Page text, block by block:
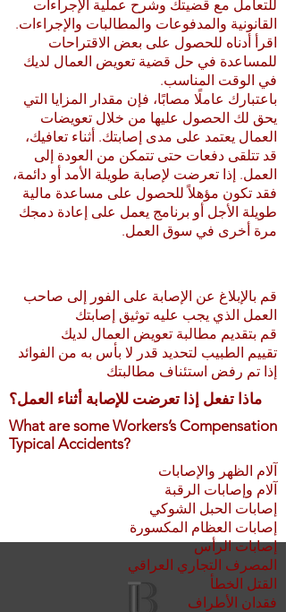
للتعامل مع قضيتك وشرح عملية الإجراءات
القانونية والمدفوعات والمطالبات والإجراءات.
اقرأ أدناه للحصول على بعض الاقتراحات
للمساعدة في حل قضية تعويض العمال لديك
في الوقت المناسب.
باعتبارك عاملًا مصابًا، فإن مقدار المزايا التي
يحق لك الحصول عليها من خلال تعويضات
العمال يعتمد على مدى إصابتك. أثناء تعافيك،
قد تتلقى دفعات حتى تتمكن من العودة إلى
العمل. إذا تعرضت لإصابة طويلة الأمد أو دائمة،
فقد تكون مؤهلاً للحصول على مساعدة مالية
طويلة الأجل أو برنامج يعمل على إعادة دمجك
مرة أخرى في سوق العمل.
قم بالإبلاغ عن الإصابة على الفور إلى صاحب
العمل الذي يجب عليه توثيق إصابتك
قم بتقديم مطالبة تعويض العمال لديك
تقييم الطبيب لتحديد قدر لا بأس به من الفوائد
إذا تم رفض استئناف مطالبتك
ماذا تفعل إذا تعرضت للإصابة أثناء العمل؟
What are some Workers’s Compensation
Typical Accidents?
آلام الظهر والإصابات
آلام وإصابات الرقبة
إصابات الحبل الشوكي
إصابات العظام المكسورة
إصابات الرأس
المصرف التجاري العراقي
القتل الخطأ
فقدان الأطراف